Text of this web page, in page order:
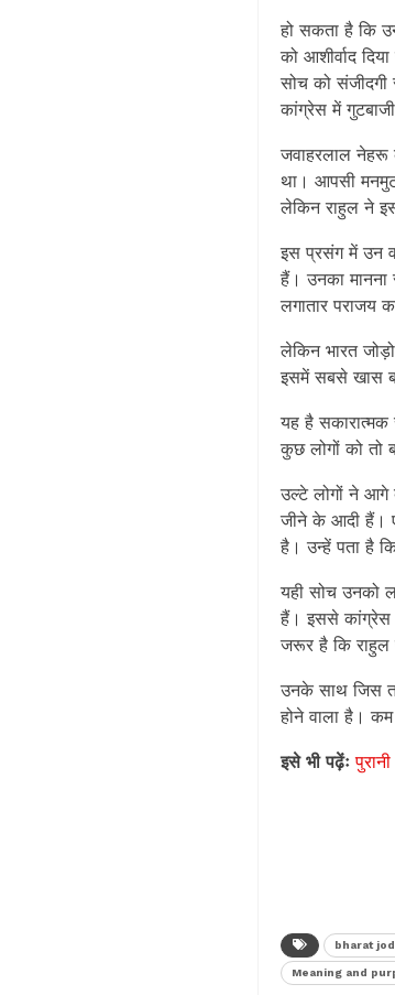
हो सकता है कि
को आशीर्वाद
सोच को
कांग्रेस में
जवाहरलाल नेहरू
था। आपसी
लेकिन राहुल ने
इस प्रसंग में उन
हैं। उनका
लगातार पराजय
लेकिन भारत
इसमें सबसे खास
यह है
कुछ लोगों को तो
उल्टे लोगों ने
जीने के आदी हैं।
है। उन्हें पता है
यही सोच उनको
हैं। इससे कांग्रेस
जरूर है कि राहुल
उनके साथ जिस
होने वाला है।
इसे भी पढ़ेंः
bharat
Meaning and